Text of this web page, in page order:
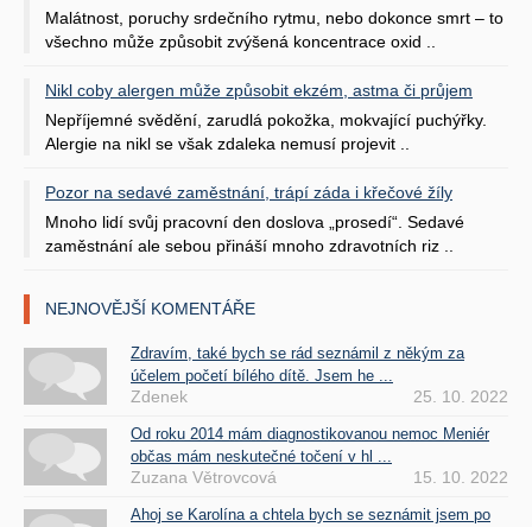
Malátnost, poruchy srdečního rytmu, nebo dokonce smrt – to
všechno může způsobit zvýšená koncentrace oxid ..
Nikl coby alergen může způsobit ekzém, astma či průjem
Nepříjemné svědění, zarudlá pokožka, mokvající puchýřky.
Alergie na nikl se však zdaleka nemusí projevit ..
Pozor na sedavé zaměstnání, trápí záda i křečové žíly
Mnoho lidí svůj pracovní den doslova „prosedí“. Sedavé
zaměstnání ale sebou přináší mnoho zdravotních riz ..
NEJNOVĚJŠÍ KOMENTÁŘE
Zdravím, také bych se rád seznámil z někým za
účelem početí bílého dítě. Jsem he ...
Zdenek 25. 10. 2022
Od roku 2014 mám diagnostikovanou nemoc Meniér
občas mám neskutečné točení v hl ...
Zuzana Větrovcová 15. 10. 2022
Ahoj se Karolína a chtela bych se seznámit jsem po